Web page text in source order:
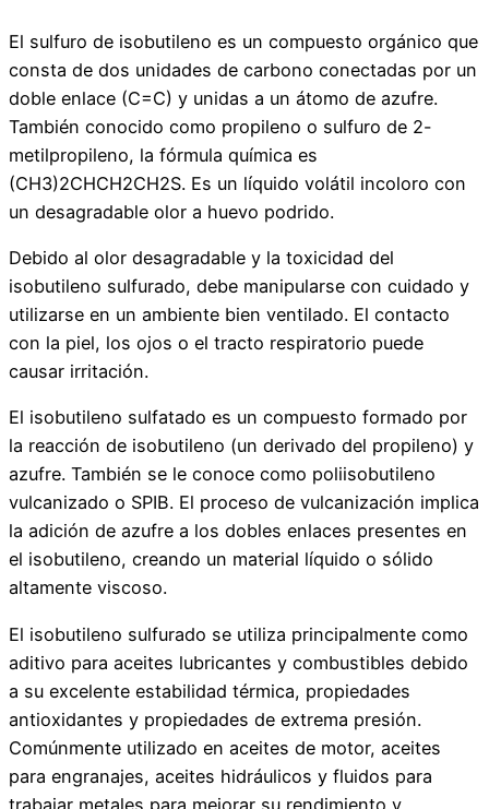
El sulfuro de isobutileno es un compuesto orgánico que
consta de dos unidades de carbono conectadas por un
doble enlace (C=C) y unidas a un átomo de azufre.
También conocido como propileno o sulfuro de 2-
metilpropileno, la fórmula química es
(CH3)2CHCH2CH2S. Es un líquido volátil incoloro con
un desagradable olor a huevo podrido.
Debido al olor desagradable y la toxicidad del
isobutileno sulfurado, debe manipularse con cuidado y
utilizarse en un ambiente bien ventilado. El contacto
con la piel, los ojos o el tracto respiratorio puede
causar irritación.
El isobutileno sulfatado es un compuesto formado por
la reacción de isobutileno (un derivado del propileno) y
azufre. También se le conoce como poliisobutileno
vulcanizado o SPIB. El proceso de vulcanización implica
la adición de azufre a los dobles enlaces presentes en
el isobutileno, creando un material líquido o sólido
altamente viscoso.
El isobutileno sulfurado se utiliza principalmente como
aditivo para aceites lubricantes y combustibles debido
a su excelente estabilidad térmica, propiedades
antioxidantes y propiedades de extrema presión.
Comúnmente utilizado en aceites de motor, aceites
para engranajes, aceites hidráulicos y fluidos para
trabajar metales para mejorar su rendimiento y